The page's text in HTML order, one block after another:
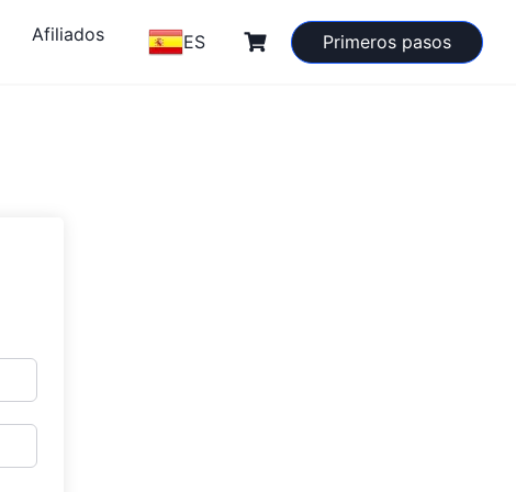
Afiliados ES Primeros pasos